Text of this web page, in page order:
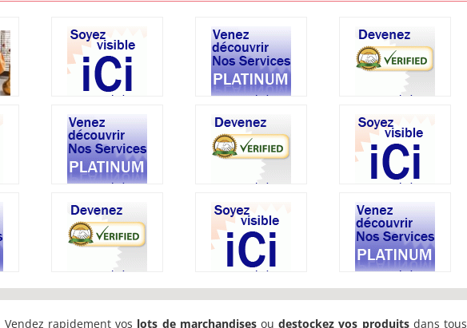
Vendez rapidement vos lots de marchandisesoudestockez vos produitsdans tous